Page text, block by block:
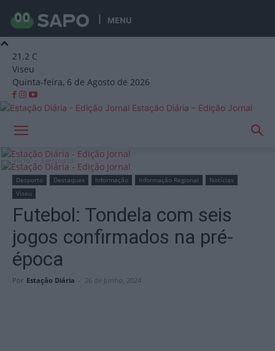
MENU
21.2 C
Viseu
Quinta-feira, 6 de Agosto de 2026
Estação Diária – Edição Jornal
Início Desporto
Desporto Destaques Informação Informação Regional
Notícias
Viseu
Futebol: Tondela com seis
jogos confirmados na pré-
época
Por Estação Diária - 26 de Junho, 2024